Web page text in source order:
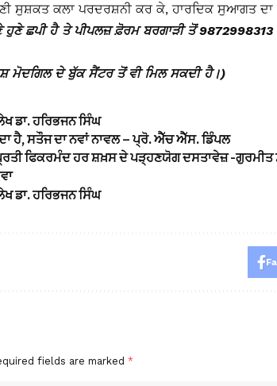
ਸੁਸ਼ਕਤ ਕਲਾ ਪਰਦਰਸ਼ਨੀ ਕਰ ਕੇ, ਹਾਰਦਿਕ ਸੁਆਗਤ ਦਾ
ਛਪੀ ਹੈ ਤੇ ਪੀਪਲਜ਼ ਫ਼ੋਰਮ ਬਰਗਾੜੀ ਤੋਂ 9872998313
ਮੋਦਗਿਲ ਦੇ ਬੁੱਕ ਸੈਂਟਰ ਤੋਂ ਵੀ ਮਿਲ ਸਕਦੀ ਹੈ।)
ਡਾ. ਹਰਿਭਜਨ ਸਿੰਘ
ਹੈ, ਸਤੌਜ ਦਾ ਨਵਾਂ ਨਾਵਲ – ਪ੍ਰੋ. ਐੱਚ ਐੱਸ. ਡਿੰਪਲ
ਫਿਕਰਮੰਦ ਹਰ ਸ਼ਖ਼ਸ ਦੇ ਪੜ੍ਹਣਯੋਗ ਦਸਤਾਵੇਜ਼ -ਗੁਰਮੀਤ
ਡਾ. ਹਰਿਭਜਨ ਸਿੰਘ
fields are marked *